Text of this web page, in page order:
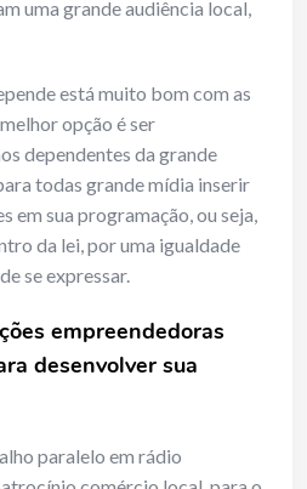
uma grande audiência local,
está muito bom com as
opção é ser
dependentes da grande
todas grande mídia inserir
em sua programação, ou seja,
da lei, por uma igualdade
se expressar.
empreendedoras
desenvolver sua
paralelo em rádio